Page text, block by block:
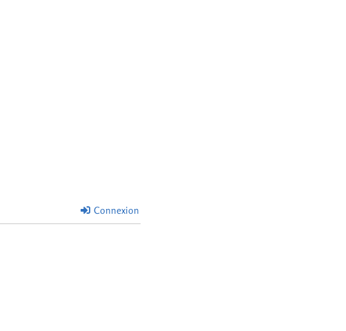
Connexion